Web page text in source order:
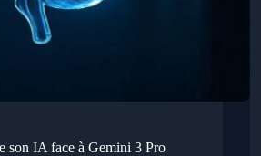
son IA face à Gemini 3 Pro